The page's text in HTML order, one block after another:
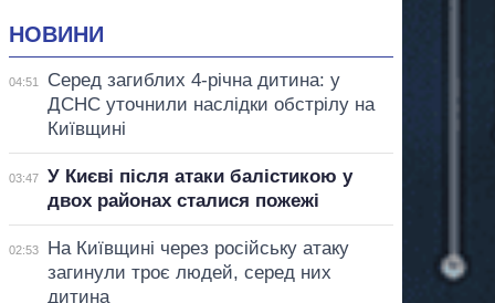
НОВИНИ
04:51
Серед загиблих 4-річна дитина: у
ДСНС уточнили наслідки обстрілу на
Київщині
03:47
У Києві після атаки балістикою у
двох районах сталися пожежі
02:53
На Київщині через російську атаку
загинули троє людей, серед них
дитина